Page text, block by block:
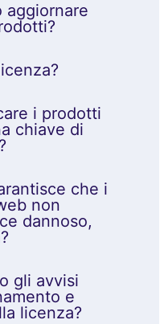
aggiornare
i prodotti
chiave di
che i
non
dannoso,
gli avvisi
e
licenza?